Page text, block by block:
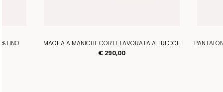
LINO
MAGLIA A MANICHE CORTE LAVORATA A TRECCE
€ 290,00